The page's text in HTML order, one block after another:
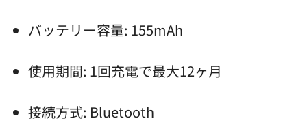
バッテリー容量: 155mAh
使用期間: 1回充電で最大12ヶ月
接続方式: Bluetooth